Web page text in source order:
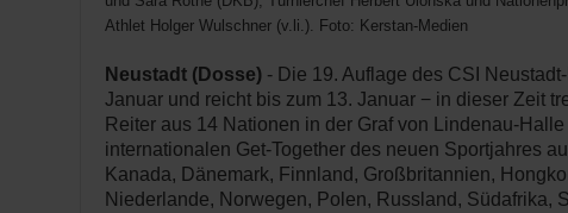
Athlet Holger Wulschner (v.li.). Foto: Kerstan-Medien
Neustadt (Dosse) - Die 19. Auflage des CSI
Januar und reicht bis zum 13. Januar − in dieser Zeit
Reiter aus 14 Nationen in der Graf von Lindenau-
internationalen Get-Together des neuen Sportjahres
Kanada, Dänemark, Finnland, Großbritannien,
Niederlande, Norwegen, Polen, Russland, Südafrika,